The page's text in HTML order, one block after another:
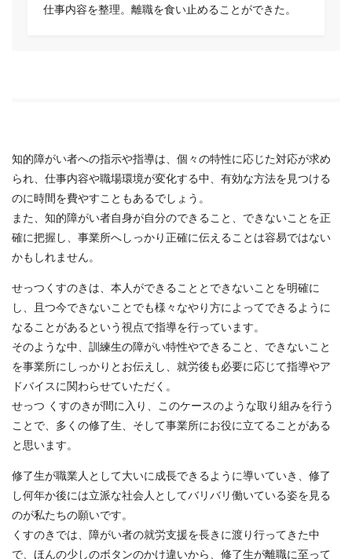
仕事内容を整理。離職を食い止めることができた。
知的障がい者への指示や指導は、個々の特性に応じた対応が求め
られ、仕事内容や職場環境が変化する中、有効な方法を見つける
のに時間を費やすこともあるでしょう。
また、知的障がい者自身が自分のできること、できないことを正
確に把握し、事業所へしっかり正確に伝えることは容易ではない
かもしれません。
せっつくすのきは、本人ができることとできないことを明確に
し、且つ今できないことでも様々なやり方によってできるように
なることがあるという視点で指導を行っています。
そのような中、訓練生の障がい特性やできること、できないこと
を事業所にしっかりとお伝えし、就労後も必要に応じて指導やア
ドバイスに関わらせていただく。
せっつ くすのきが間に入り、このケースのような取り組みを行う
ことで、多くの修了生、そして事業所にお役に立てることがある
と思います。
修了生が職業人として大いに成長できるように導いていき、修了
し何年か後には立派な社会人としてバリバリ働いている姿を見る
のが私たちの願いです。
くすのきでは、障がい者の就労支援を長きに渡り行ってきた中
で、ほんの少しのボタンのかけ違いから、修了生が離職に至って